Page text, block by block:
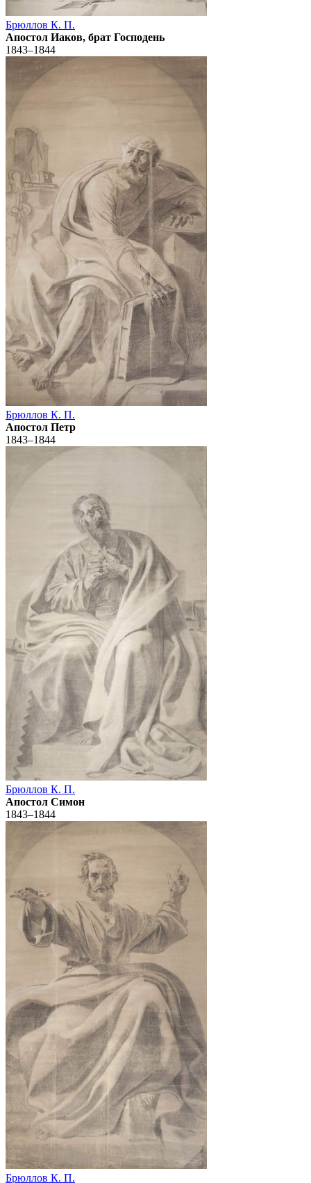
Брюллов К. П.
Апостол Иаков, брат Господень
1843–1844
Брюллов К. П.
Апостол Петр
1843–1844
Брюллов К. П.
Апостол Симон
1843–1844
Брюллов К. П.